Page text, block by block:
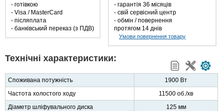
- готівкою
- Visa / MasterCard
- післяплата
- банківський переказ (з ПДВ)
- гарантія 36 місяців
- свій сервісний центр
- обмін / повернення
протягом 14 днів
Умови повернення товару
Технічні характеристики:
Споживана потужність
1900 Вт
Частота холостого ходу
11500 об./хв
Діаметр шліфувального диска
125 мм